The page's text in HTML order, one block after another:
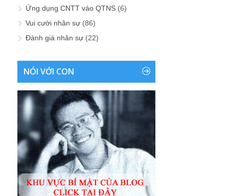
Ứng dụng CNTT vào QTNS (6)
Vui cười nhân sự (86)
Đánh giá nhân sự (22)
NÓI VỚI CON